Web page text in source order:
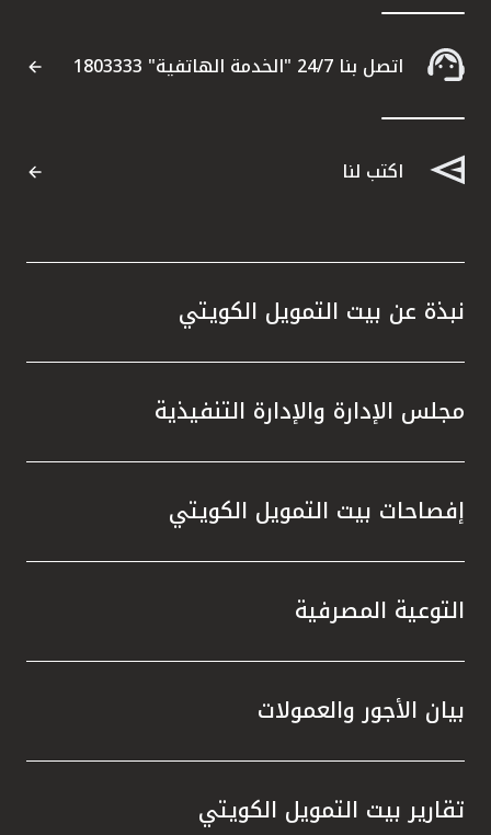
اتصل بنا 24/7 "الخدمة الهاتفية" 1803333
اكتب لنا
نبذة عن بيت التمويل الكويتي
مجلس الإدارة والإدارة التنفيذية
إفصاحات بيت التمويل الكويتي
التوعية المصرفية
بيان الأجور والعمولات
تقارير بيت التمويل الكويتي